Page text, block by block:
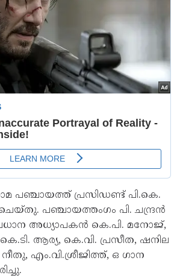
പഞ്ചായത്ത് പ്രസിഡണ്ട് പി.കെ.
പഞ്ചായത്തംഗം പി. ചന്ദ്രൻ
അധ്യാപകൻ കെ.പി. മനോജ്,
ആര്യ, കെ.വി. പ്രസീത, ഷനില
എം.വി.ശ്രീജിത്ത്, ഒ ഗാന